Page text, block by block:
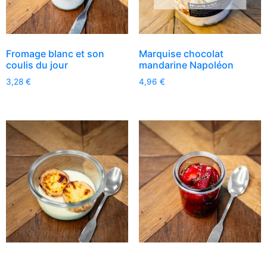
Fromage blanc et son
coulis du jour
3,28 €
Marquise chocolat
mandarine Napoléon
4,96 €